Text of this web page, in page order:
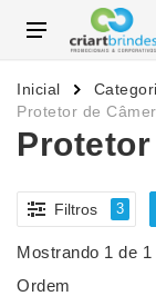
Inicial
Protetor de
Filtros 3
Mostrando 1 de 1
Ordem